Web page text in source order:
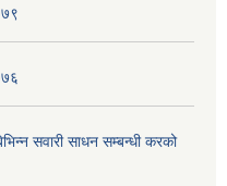
सवारी साधन सम्बन्धी करको